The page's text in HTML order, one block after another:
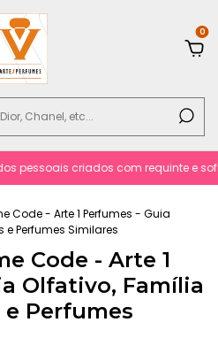
0
pessoais criados com requinte e
Code - Arte 1 Perfumes - Guia
Perfumes Similares
Code - Arte 1
Olfativo, Família
Perfumes